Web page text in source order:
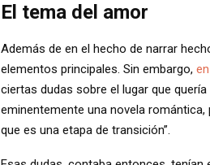
El tema del amor
Además de en el hecho de narrar
elementos principales. Sin embargo,
ciertas dudas sobre el lugar que
eminentemente una novela romántica,
que es una etapa de transición”.